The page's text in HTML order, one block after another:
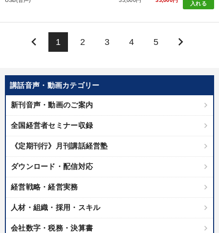
講話音声・動画カテゴリー
新刊音声・動画のご案内
全国経営者セミナー収録
《定期刊行》月刊講話経営塾
ダウンロード・配信対応
経営戦略・経営実務
人材・組織・採用・スキル
会社数字・税務・決算書
入れる
keyboard_arrow_left 1 2 3 4 5 keyboard_arrow_right